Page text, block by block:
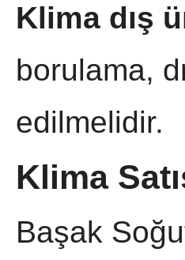
Klima dış
borulama,
edilmelidir.
Klima
Başak